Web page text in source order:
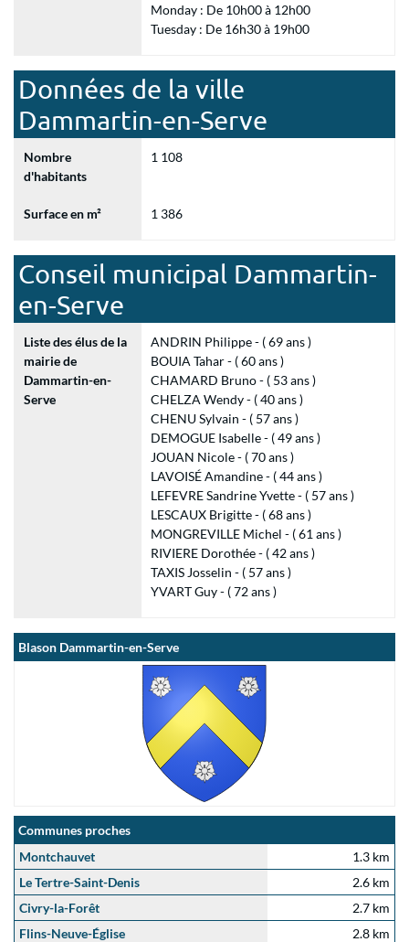
Monday : De 10h00 à 12h00
Tuesday : De 16h30 à 19h00
Données de la ville
Dammartin-en-Serve
Nombre
d'habitants
1 108
Surface en m² 1 386
Conseil municipal Dammartin-
en-Serve
Liste des élus de la
mairie de
Dammartin-en-
Serve
ANDRIN Philippe - ( 69 ans )
BOUIA Tahar - ( 60 ans )
CHAMARD Bruno - ( 53 ans )
CHELZA Wendy - ( 40 ans )
CHENU Sylvain - ( 57 ans )
DEMOGUE Isabelle - ( 49 ans )
JOUAN Nicole - ( 70 ans )
LAVOISÉ Amandine - ( 44 ans )
LEFEVRE Sandrine Yvette - ( 57 ans )
LESCAUX Brigitte - ( 68 ans )
MONGREVILLE Michel - ( 61 ans )
RIVIERE Dorothée - ( 42 ans )
TAXIS Josselin - ( 57 ans )
YVART Guy - ( 72 ans )
Blason Dammartin-en-Serve
Communes proches
Montchauvet
1.3 km
Le Tertre-Saint-Denis
2.6 km
Civry-la-Forêt
2.7 km
Flins-Neuve-Église
2.8 km